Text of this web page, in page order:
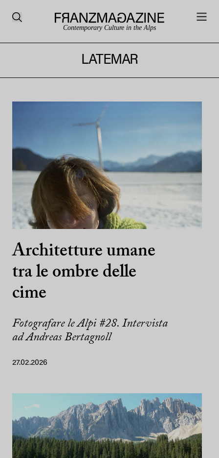
Contemporary Culture in the Alps
LATEMAR
Architetture umane
tra le ombre delle
cime
Fotografare le Alpi #28. Intervista
ad Andreas Bertagnoll
27.02.2026